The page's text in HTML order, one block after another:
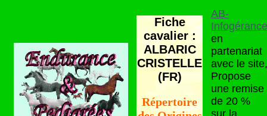
Fiche
cavalier :
ALBARIC
CRISTELLE
(FR)
Répertoire
AB-
Infogérance
en
partenariat
avec le site,
Propose
une remise
de 20 %
sur la